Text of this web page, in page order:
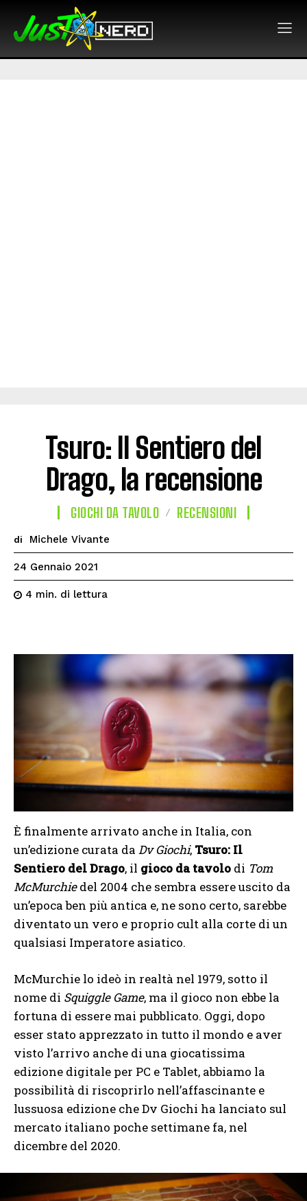
Tsuro: Il Sentiero del
Drago, la recensione
GIOCHI DA TAVOLO RECENSIONI
di Michele Vivante
24 Gennaio 2021
4 min. di lettura
È finalmente arrivato anche in Italia, con
un’edizione curata da Dv Giochi, Tsuro: Il
Sentiero del Drago, il gioco da tavolo di Tom
McMurchiedel 2004 che sembra essere uscito da
un’epoca ben più antica e, ne sono certo, sarebbe
diventato un vero e proprio cult alla corte di un
qualsiasi Imperatore asiatico.
McMurchie lo ideò in realtà nel 1979, sotto il
nome di Squiggle Game, ma il gioco non ebbe la
fortuna di essere mai pubblicato. Oggi, dopo
esser stato apprezzato in tutto il mondo e aver
visto l’arrivo anche di una giocatissima
edizione digitale per PC e Tablet, abbiamo la
possibilità di riscoprirlo nell’affascinante e
lussuosa edizione che Dv Giochi ha lanciato sul
mercato italiano poche settimane fa, nel
dicembre del 2020.